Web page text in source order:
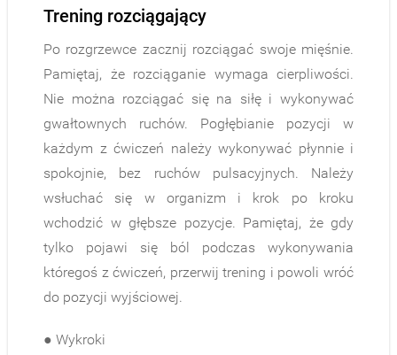
Trening rozciągający
Po rozgrzewce zacznij rozciągać swoje mięśnie.
Pamiętaj, że rozciąganie wymaga cierpliwości.
Nie można rozciągać się na siłę i wykonywać
gwałtownych ruchów. Pogłębianie pozycji w
każdym z ćwiczeń należy wykonywać płynnie i
spokojnie, bez ruchów pulsacyjnych. Należy
wsłuchać się w organizm i krok po kroku
wchodzić w głębsze pozycje. Pamiętaj, że gdy
tylko pojawi się ból podczas wykonywania
któregoś z ćwiczeń, przerwij trening i powoli wróć
do pozycji wyjściowej.
● Wykroki